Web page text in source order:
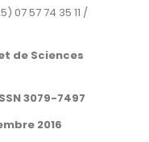
07 57 74 35 11 /
de Sciences
3079-7497
2016